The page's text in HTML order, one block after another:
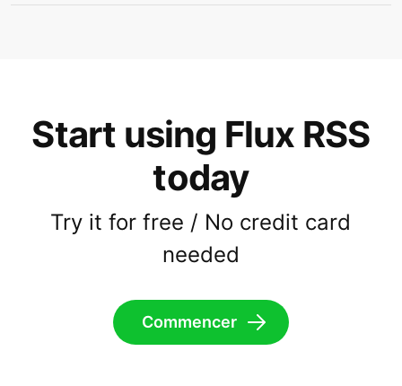
Start using Flux RSS
today
Try it for free / No credit card
needed
Commencer